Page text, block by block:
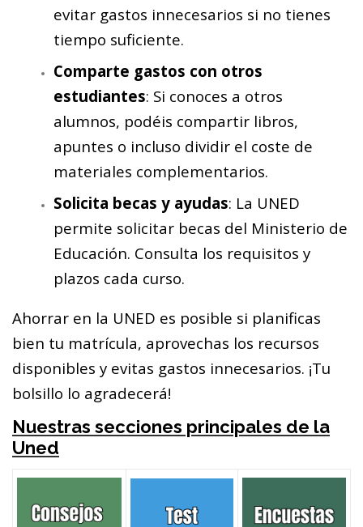
evitar gastos innecesarios si no tienes
tiempo suficiente.
Comparte gastos con otros
estudiantes: Si conoces a otros
alumnos, podéis compartir libros,
apuntes o incluso dividir el coste de
materiales complementarios.
Solicita becas y ayudas: La UNED
permite solicitar becas del Ministerio de
Educación. Consulta los requisitos y
plazos cada curso.
Ahorrar en la UNED es posible si planificas
bien tu matrícula, aprovechas los recursos
disponibles y evitas gastos innecesarios. ¡Tu
bolsillo lo agradecerá!
Nuestras secciones principales de la
Uned